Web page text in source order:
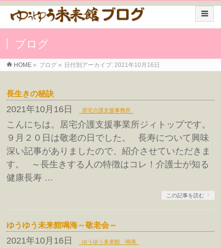
ブログ
HOME » ブログ » 日付別アーカイブ: 2021年10月16日
長生きの秘訣
2021年10月16日 居宅介護支援事務所
こんにちは。居宅介護支援事業所ジィトップです。
９月２０日は敬老の日でした。 長寿について興味
深い記事がありましたので、紹介させていただきま
す。 ～長生きする人の特徴はコレ！介護士が知る
健康長寿 …
この記事を読む
ゆうゆう未来館鳴海～敬老会～
2021年10月16日 ゆうゆう未来館 鳴海